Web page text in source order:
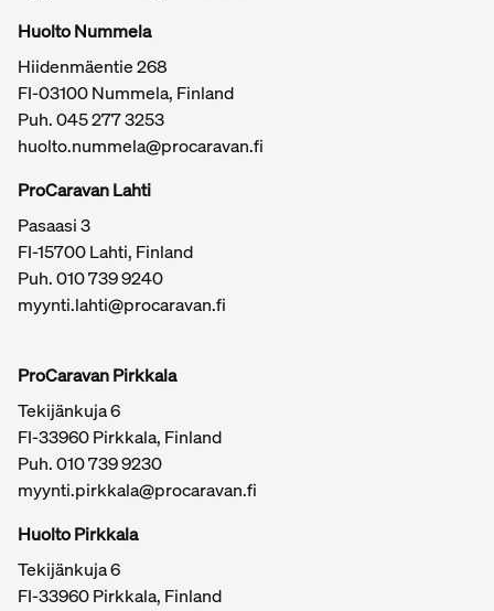
Tärkeitä linkkejä / sivukartta
Huolto Nummela
Hiidenmäentie 268
FI-03100 Nummela, Finland
Puh. 045 277 3253
huolto.nummela@procaravan.fi
ProCaravan Lahti
Pasaasi 3
FI-15700 Lahti, Finland
Puh.010 739 9240
myynti.lahti@procaravan.fi
ProCaravan Pirkkala
Tekijänkuja 6
FI-33960 Pirkkala, Finland
Puh.010 739 9230
myynti.pirkkala@procaravan.fi
Huolto Pirkkala
Tekijänkuja 6
FI-33960 Pirkkala, Finland